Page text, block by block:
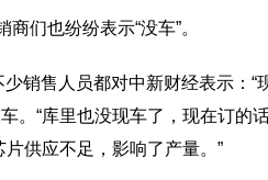
们也纷纷表示“没车”。
售人员都对中新财经表示：“
。“库里也没现车了，现在订的
供应不足，影响了产量。”